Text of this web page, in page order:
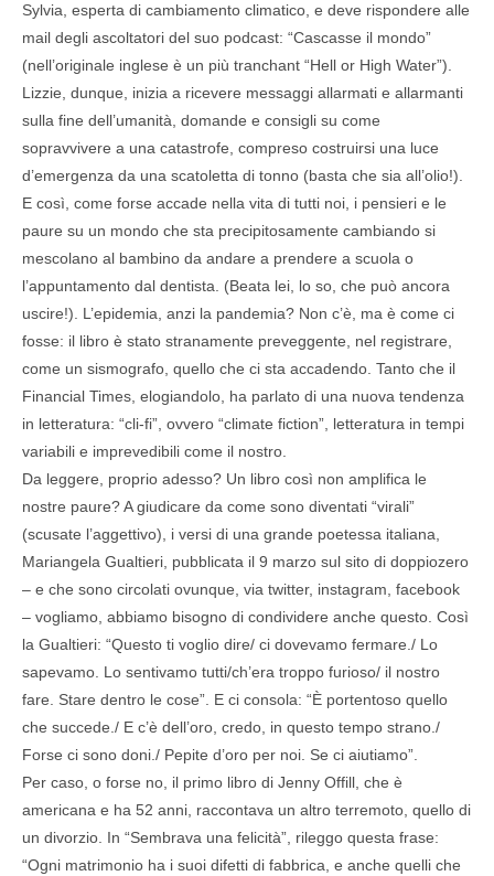
Sylvia, esperta di cambiamento climatico, e deve rispondere alle
mail degli ascoltatori del suo podcast: “Cascasse il mondo”
(nell’originale inglese è un più tranchant “Hell or High Water”).
Lizzie, dunque, inizia a ricevere messaggi allarmati e allarmanti
sulla fine dell’umanità, domande e consigli su come
sopravvivere a una catastrofe, compreso costruirsi una luce
d’emergenza da una scatoletta di tonno (basta che sia all’olio!).
E così, come forse accade nella vita di tutti noi, i pensieri e le
paure su un mondo che sta precipitosamente cambiando si
mescolano al bambino da andare a prendere a scuola o
l’appuntamento dal dentista. (Beata lei, lo so, che può ancora
uscire!). L’epidemia, anzi la pandemia? Non c’è, ma è come ci
fosse: il libro è stato stranamente preveggente, nel registrare,
come un sismografo, quello che ci sta accadendo. Tanto che il
Financial Times, elogiandolo, ha parlato di una nuova tendenza
in letteratura: “cli-fi”, ovvero “climate fiction”, letteratura in tempi
variabili e imprevedibili come il nostro.
Da leggere, proprio adesso? Un libro così non amplifica le
nostre paure? A giudicare da come sono diventati “virali”
(scusate l’aggettivo), i versi di una grande poetessa italiana,
Mariangela Gualtieri, pubblicata il 9 marzo sul sito di doppiozero
– e che sono circolati ovunque, via twitter, instagram, facebook
– vogliamo, abbiamo bisogno di condividere anche questo. Così
la Gualtieri: “Questo ti voglio dire/ ci dovevamo fermare./ Lo
sapevamo. Lo sentivamo tutti/ch’era troppo furioso/ il nostro
fare. Stare dentro le cose”. E ci consola: “È portentoso quello
che succede./ E c’è dell’oro, credo, in questo tempo strano./
Forse ci sono doni./ Pepite d’oro per noi. Se ci aiutiamo”.
Per caso, o forse no, il primo libro di Jenny Offill, che è
americana e ha 52 anni, raccontava un altro terremoto, quello di
un divorzio. In “Sembrava una felicità”, rileggo questa frase:
“Ogni matrimonio ha i suoi difetti di fabbrica, e anche quelli che